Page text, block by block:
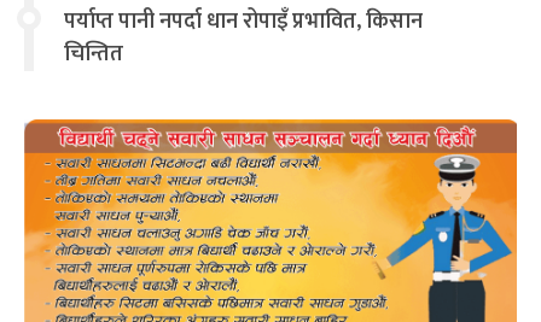
पर्याप्त पानी नपर्दा धान रोपाइँ प्रभावित, किसान
चिन्तित